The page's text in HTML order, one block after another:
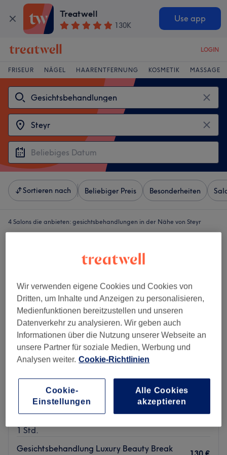
Treatwell
130K
Use app
LOGIN
FRISEUR NÄGEL HAARENTFERNUNG KOSMETIK MASSAGE
Sortieren nach Beliebiger Preis Besonderheiten
4 Salons die anbieten: gesichtsbehandlungen in der Nähe von Steyr
Ramz Cosmetics
175 Bewertungen
Steyr
Auf Karte anzeigen
Gesichtsbehandlung Beauty Break
1 Std.
Gesichtsbehandlung Luxury Beauty Break
Wir verwenden eigene Cookies und Cookies von
Dritten, um Inhalte und Anzeigen zu personalisieren,
Medienfunktionen bereitzustellen und unseren
Datenverkehr zu analysieren. Wir geben auch
Informationen über die Nutzung unserer Webseite an
unsere Partner für soziale Medien, Werbung und
Analysen weiter. Cookie-Richtlinien
Alle Cookies
akzeptieren
Cookie-
Einstellungen